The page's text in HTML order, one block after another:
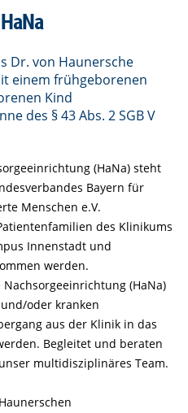
Dr. von Haunersche
einem frühgeborenen
Kind
des § 43 Abs. 2 SGB V
(HaNa) steht
Bayern für
Menschen e.V.
des Klinikums
Innenstadt und
werden.
(HaNa)
oder kranken
aus der Klinik in das
Begleitet und beraten
multidisziplinäres Team.